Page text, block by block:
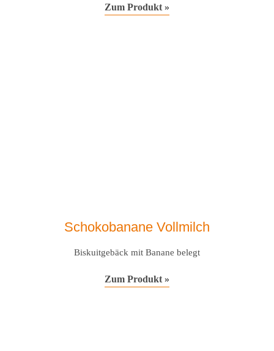
Zum Produkt »
Schokobanane Vollmilch
Biskuitgebäck mit Banane belegt
Zum Produkt »